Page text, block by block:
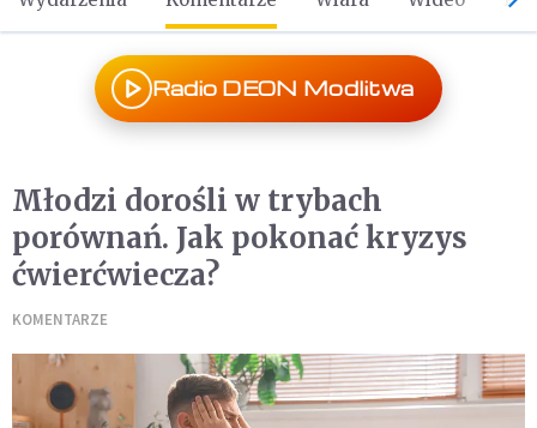
Radio DEON Modlitwa
Młodzi dorośli w trybach
porównań. Jak pokonać kryzys
ćwierćwiecza?
KOMENTARZE